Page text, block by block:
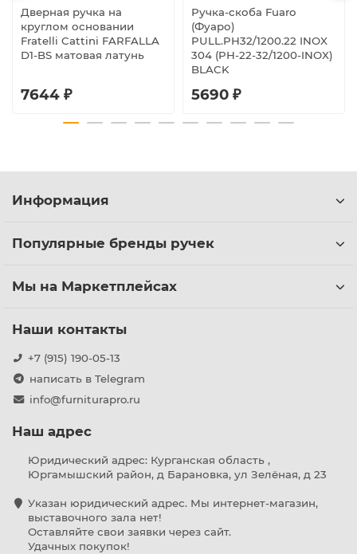
Дверная ручка на
круглом основании
Fratelli Cattini FARFALLA
D1-BS матовая латунь
7644 ₽
Ручка-скоба Fuaro
(Фуаро)
PULL.PH32/1200.22 INOX
304 (PH-22-32/1200-INOX)
BLACK
5690 ₽
Информация
Популярные бренды ручек
Мы на Маркетплейсах
Наши контакты
+7 (915) 190-05-13
написать в Telegram
info@furniturapro.ru
Наш адрес
Юридический адрес: Курганская область ,
Юргамышский район, д Барановка, ул Зелёная, д 23
Указан юридический адрес. Мы интернет-магазин,
выставочного зала нет!
Оставляйте свои заявки через сайт.
Удачных покупок!